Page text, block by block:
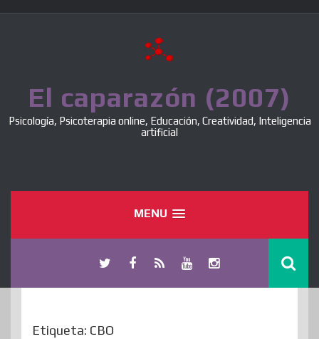
El caparazón (2007)
Psicología, Psicoterapia online, Educación, Creatividad, Inteligencia
artificial
MENU
Etiqueta: CBO